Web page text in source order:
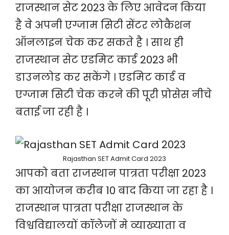
राजस्थान सेट 2023 के लिए आवेदन किया
है वे अपनी एग्जाम सिटी सेंटर लोकैशन
ऑनलाइन चेक कर सकते है । साथ ही
राजस्थान सेट एडमिट कार्ड 2023 भी
डाउनलोड कर सकेंगे । एडमिट कार्ड व
एग्जाम सिटी चेक करने की पूरी प्रोसेस नीचे
बताई जा रही है ।
Rajasthan SET Admit Card 2023
आपको बता राजस्थान पात्रता परीक्षा 2023
का आयोजन करीब 10 बाद किया जा रहा है ।
राजस्थान पात्रता परीक्षा राजस्थान के
विश्वविद्यालयों कॉलेजों मे व्याख्याता व